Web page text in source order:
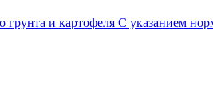
и картофеля С указанием